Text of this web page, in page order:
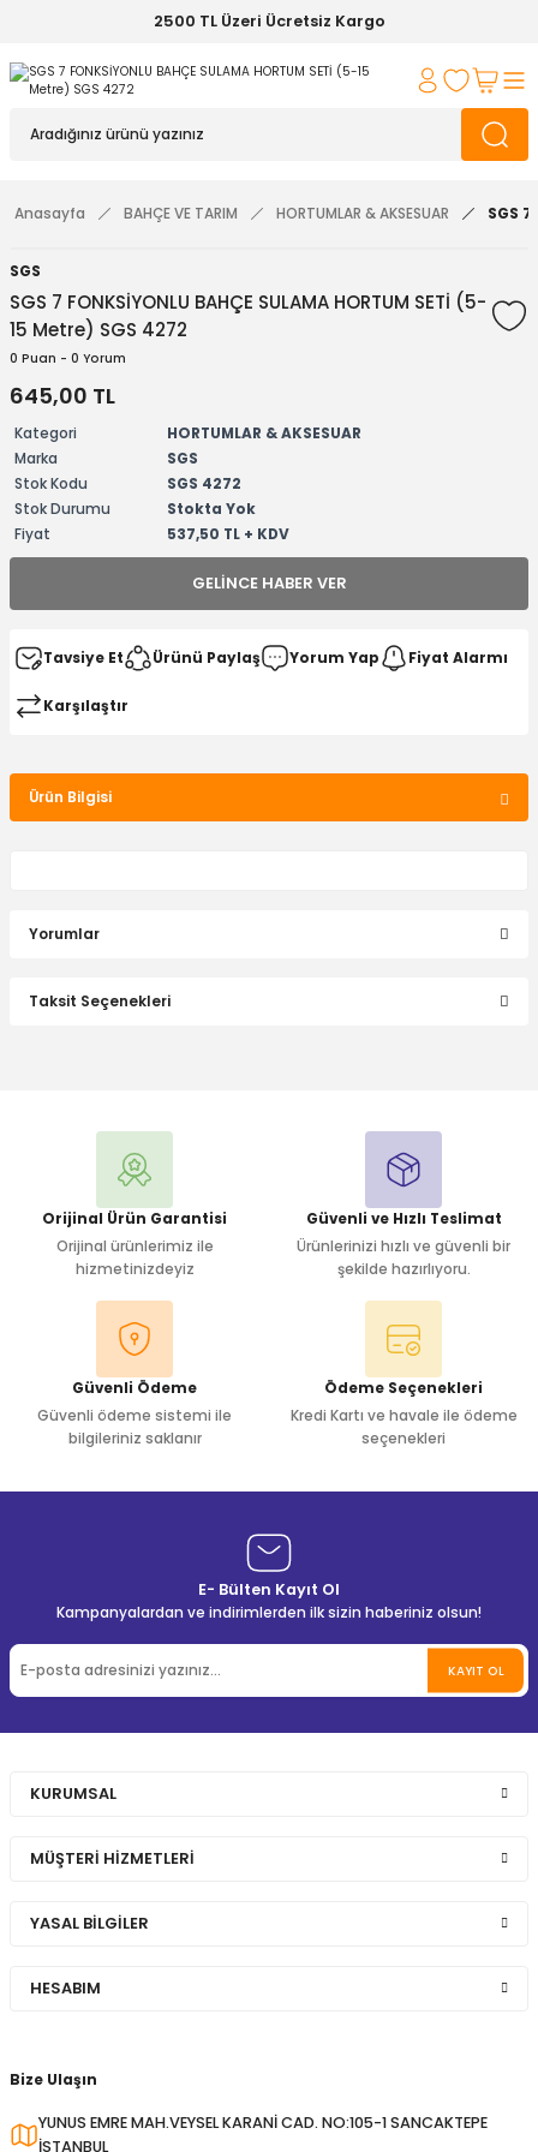
2500 TL Üzeri Ücretsiz Kargo
Anasayfa BAHÇE VE TARIM HORTUMLAR & AKSESUAR SGS
SGS
SGS 7 FONKSİYONLU BAHÇE SULAMA HORTUM SETİ (5-
15 Metre) SGS 4272
0 Puan - 0 Yorum
645,00 TL
Kategori
HORTUMLAR & AKSESUAR
Marka
SGS
Stok Kodu
SGS 4272
Stok Durumu
Stokta Yok
Fiyat
537,50 TL + KDV
GELINCE HABER VER
Tavsiye Et Ürünü Paylaş Yorum Yap Fiyat Alarmı
Karşılaştır
Ürün Bilgisi
Yorumlar
Taksit Seçenekleri
Orijinal Ürün Garantisi
Orijinal ürünlerimiz ile
hizmetinizdeyiz
Güvenli ve Hızlı Teslimat
Ürünlerinizi hızlı ve güvenli bir
şekilde hazırlıyoru.
Güvenli Ödeme
Güvenli ödeme sistemi ile
bilgileriniz saklanır
Ödeme Seçenekleri
Kredi Kartı ve havale ile ödeme
seçenekleri
E- Bülten Kayıt Ol
Kampanyalardan ve indirimlerden ilk sizin haberiniz olsun!
KAYIT OL
Bize Ulaşın
YUNUS EMRE MAH.VEYSEL KARANİ CAD. NO:105-1 SANCAKTEPE
İSTANBUL
KURUMSAL
MÜŞTERİ HİZMETLERİ
YASAL BİLGİLER
HESABIM